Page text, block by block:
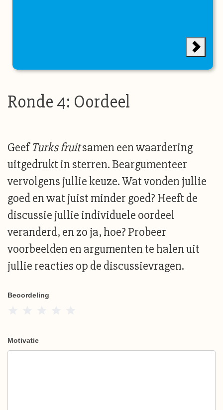
Ronde 4: Oordeel
GeefTurks fruitsamen een waardering
uitgedrukt in sterren. Beargumenteer
vervolgens jullie keuze. Wat vonden jullie
goed en wat juist minder goed? Heeft de
discussie jullie individuele oordeel
veranderd, en zo ja, hoe? Probeer
voorbeelden en argumenten te halen uit
jullie reacties op de discussievragen.
Beoordeling
Motivatie